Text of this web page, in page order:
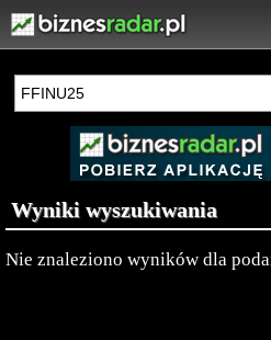
Wyniki wyszukiwania
Nie znaleziono wyników dla